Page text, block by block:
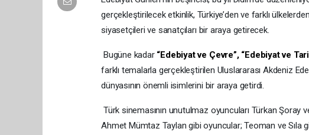
gerçekleştirilecek etkinlik, Türkiye’den ve farklı
siyasetçileri ve sanatçıları bir araya getirecek.
Bugüne kadar “Edebiyat ve Çevre”, “Edebiyat ve
farklı temalarla gerçekleştirilen Uluslararası Akdeniz
dünyasının önemli isimlerini bir araya getirdi.
Türk sinemasının unutulmaz oyuncuları Türkan Şoray
Ahmet Mümtaz Taylan gibi oyuncular; Teoman ve Sıla